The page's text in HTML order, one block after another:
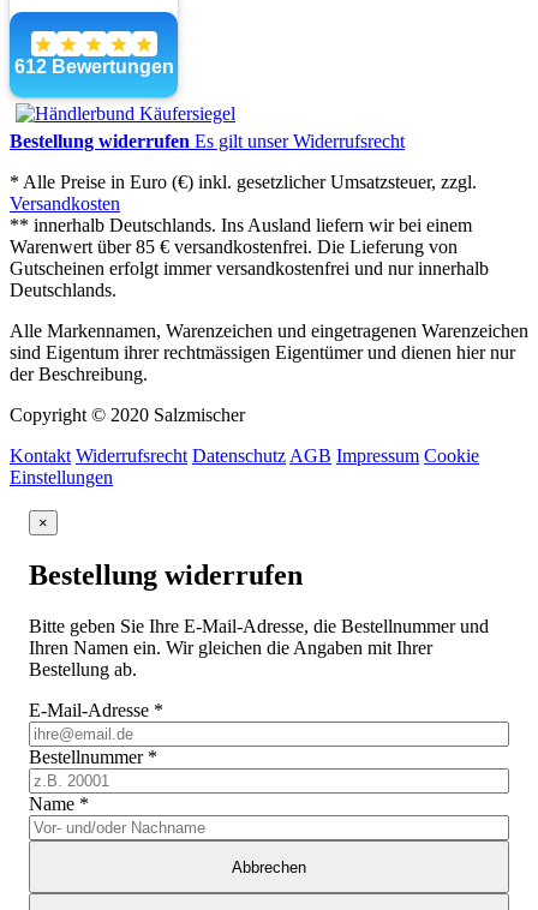
Bestellung widerrufen Es gilt unser Widerrufsrecht
* Alle Preise in Euro (€) inkl. gesetzlicher Umsatzsteuer, zzgl.
Versandkosten
** innerhalb Deutschlands. Ins Ausland liefern wir bei einem
Warenwert über 85 € versandkostenfrei. Die Lieferung von
Gutscheinen erfolgt immer versandkostenfrei und nur innerhalb
Deutschlands.
Alle Markennamen, Warenzeichen und eingetragenen Warenzeichen
sind Eigentum ihrer rechtmässigen Eigentümer und dienen hier nur
der Beschreibung.
Copyright © 2020 Salzmischer
Kontakt Widerrufsrecht Datenschutz AGB Impressum Cookie
Einstellungen
×
Bestellung widerrufen
Bitte geben Sie Ihre E-Mail-Adresse, die Bestellnummer und
Ihren Namen ein. Wir gleichen die Angaben mit Ihrer
Bestellung ab.
E-Mail-Adresse *
Bestellnummer *
Name *
Abbrechen